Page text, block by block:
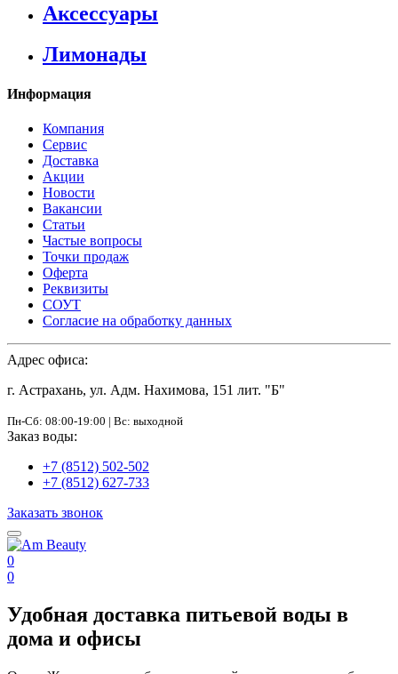
Аксессуары
Лимонады
Информация
Компания
Сервис
Доставка
Акции
Новости
Вакансии
Статьи
Частые вопросы
Точки продаж
Оферта
Реквизиты
СОУТ
Согласие на обработку данных
Адрес офиса:
г. Астрахань, ул. Адм. Нахимова, 151 лит. "Б"
Пн-Сб: 08:00-19:00 | Вс: выходной
Заказ воды:
+7 (8512) 502-502
+7 (8512) 627-733
Заказать звонок
0
0
Удобная доставка питьевой воды в
дома и офисы